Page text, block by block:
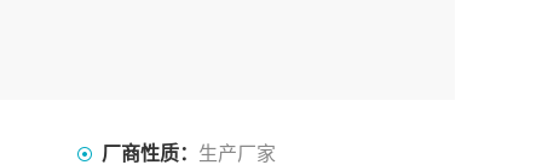
厂商性质： 生产厂家